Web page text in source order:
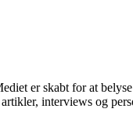
er skabt for at
interviews og